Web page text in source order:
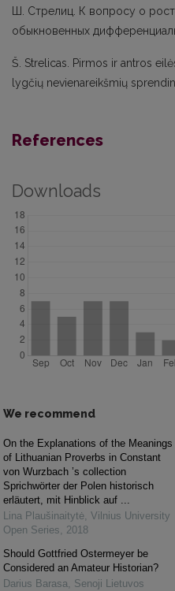
Ш. Стрелиц. К вопросу о
обыкновенных
Š. Strelicas. Pirmos ir antros
lygčių nevienareikšmių
References
Downloads
We recommend
On the Explanations of the Meanings
of Lithuanian Proverbs in Constant
von Wurzbach ’s collection
Sprichwörter der Polen historisch
erläutert, mit Hinblick auf ...
Lina Plaušinaitytė, Vilnius University
Open Series, 2018
Should Gottfried Ostermeyer be
Considered an Amateur Historian?
Darius Barasa, Senoji Lietuvos